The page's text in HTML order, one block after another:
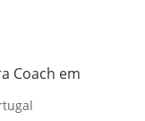
Coach em